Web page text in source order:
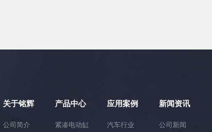
关于铭辉
公司简介
产品中心
紧凑电动缸
应用案例
汽车行业
新闻资讯
公司新闻